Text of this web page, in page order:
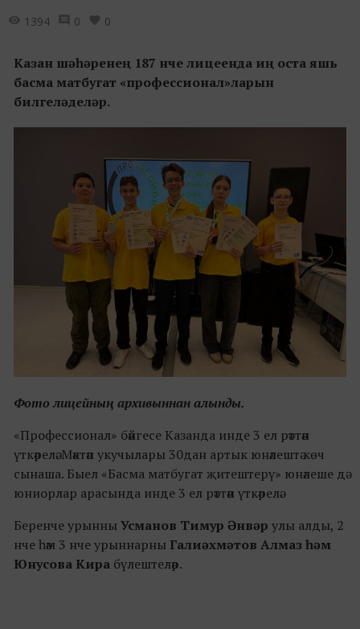
1394 0 0
Казан шәһәренең 187 нче лицеенда иң оста яшь
басма матбугат «профессионал»ларын
билгеләделәр.
Фото лицейның архивыннан алынды.
«Профессионал» бәйгесе Казанда инде 3 ел рәттән
үткәрелә. Мәктәп укучылары 30дан артык юнәлештә көч
сынаша. Быел «Басма матбугат җитештерү» юнәлеше дә
юниорлар арасында инде 3 ел рәттән үткәрелә.
Беренче урынны Усманов Тимур Әнвәр улы алды, 2
нче һәм 3 нче урыннарны Галиәхмәтов Алмаз һәм
Юнусова Кира бүлештеләр.